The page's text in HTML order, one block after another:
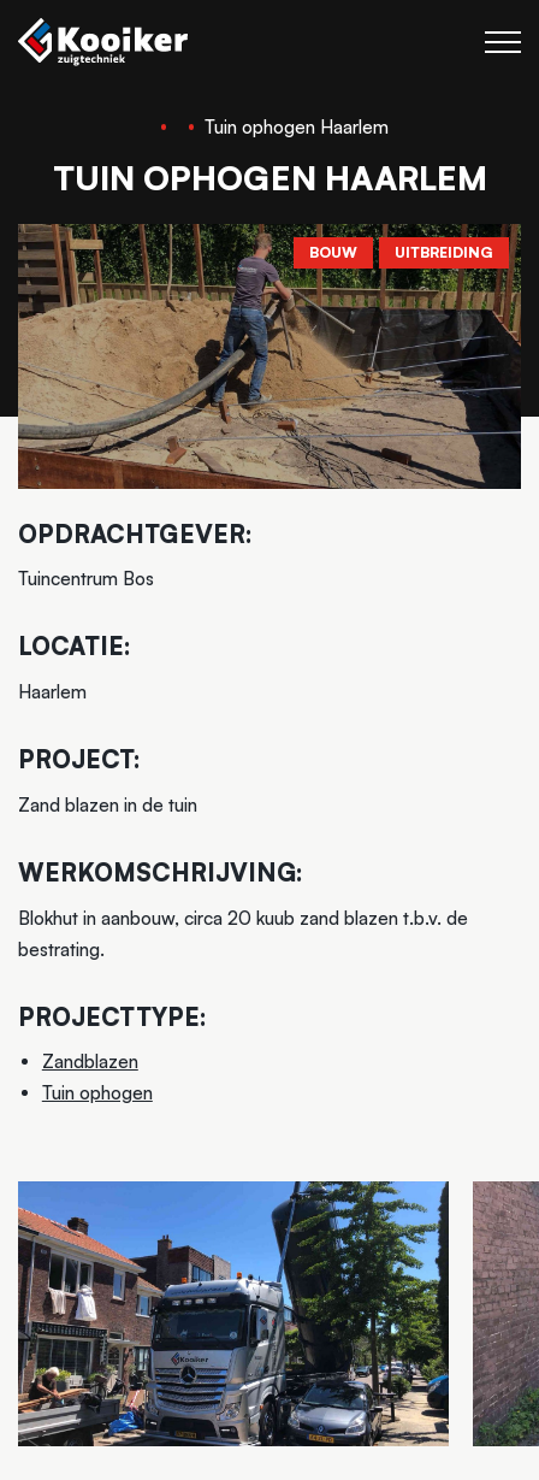
Blaastechniek
Projecten
Over Kooiker
Werken bij
Contact
Tuin ophogen Haarlem
TUIN OPHOGEN HAARLEM
BOUW UITBREIDING
OPDRACHTGEVER:
Tuincentrum Bos
LOCATIE:
Haarlem
PROJECT:
Zand blazen in de tuin
WERKOMSCHRIJVING:
Blokhut in aanbouw, circa 20 kuub zand blazen t.b.v. de
bestrating.
PROJECTTYPE:
Zandblazen
Tuin ophogen